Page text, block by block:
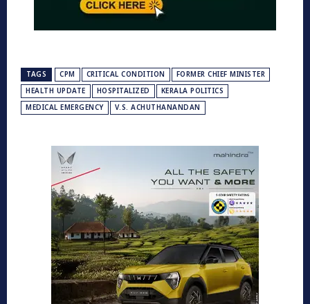
TAGS CPM CRITICAL CONDITION
FORMER CHIEF MINISTER
HEALTH UPDATE
HOSPITALIZED
KERALA POLITICS
MEDICAL EMERGENCY
V.S. ACHUTHANANDAN